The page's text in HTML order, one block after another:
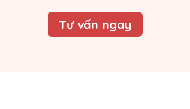
Tư vấn ngay